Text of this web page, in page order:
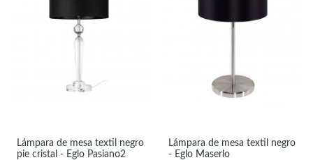
Lámpara de mesa textil negro
pie cristal - Eglo Pasiano2
Lámpara de mesa textil negro
- Eglo Maserlo